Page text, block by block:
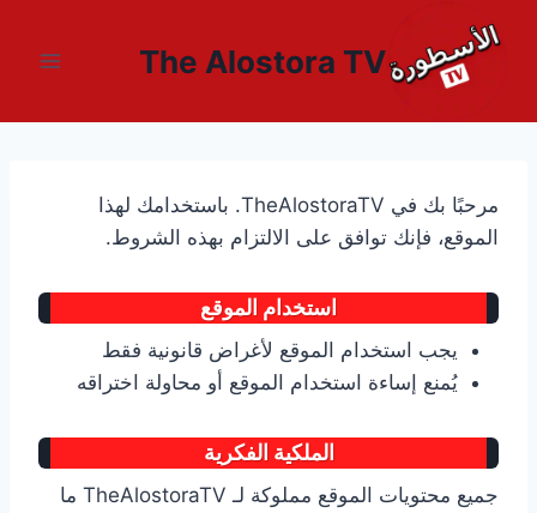
المحتوى
The Alostora TV
مرحبًا بك في TheAlostoraTV. باستخدامك لهذا
الموقع، فإنك توافق على الالتزام بهذه الشروط.
استخدام الموقع
يجب استخدام الموقع لأغراض قانونية فقط
يُمنع إساءة استخدام الموقع أو محاولة اختراقه
الملكية الفكرية
جميع محتويات الموقع مملوكة لـ TheAlostoraTV ما